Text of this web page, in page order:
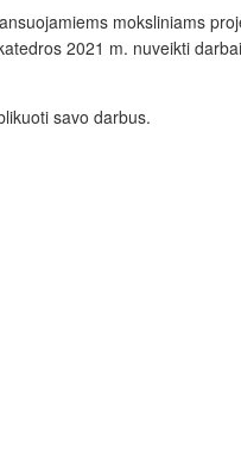
moksliniams
2021 m. nuveikti
savo darbus.